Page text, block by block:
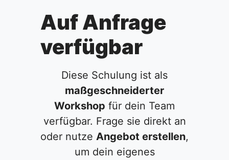
Auf Anfrage
verfügbar
Diese Schulung ist als
maßgeschneiderter
Workshop für dein Team
verfügbar. Frage sie direkt an
oder nutze Angebot erstellen,
um dein eigenes